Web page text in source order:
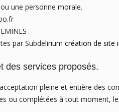
une personne morale.
par Subdelirium création de site
des services proposés.
pleine et entière des
ou complétées à tout moment,